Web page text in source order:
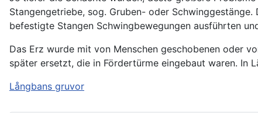
Stangengetriebe, sog. Gruben- oder
befestigte Stangen Schwingbewegungen ausführten
Das Erz wurde mit von Menschen geschobenen oder
später ersetzt, die in Fördertürme eingebaut waren. In
Långbans gruvor